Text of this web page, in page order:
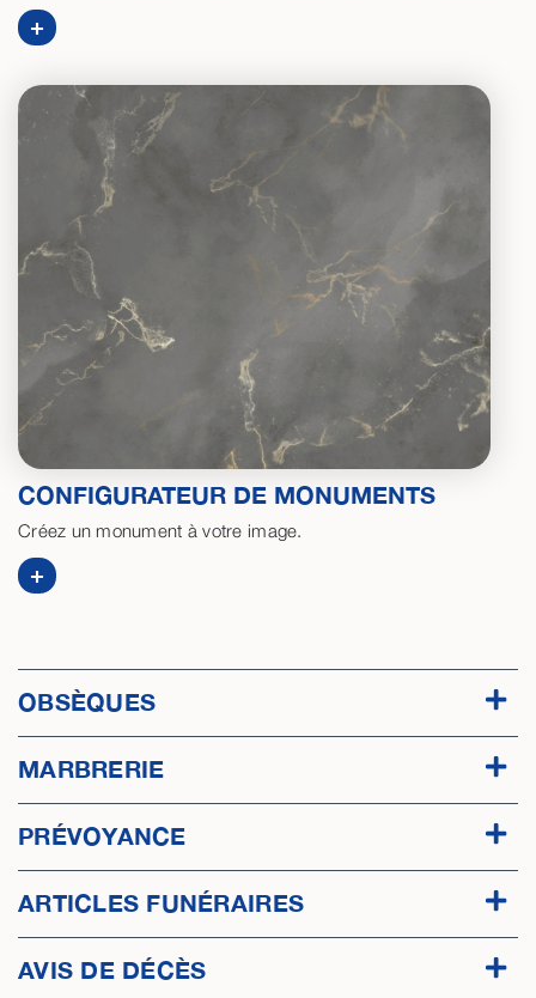
+
CONFIGURATEUR DE MONUMENTS
Créez un monument à votre image.
+
OBSÈQUES
MARBRERIE
PRÉVOYANCE
ARTICLES FUNÉRAIRES
AVIS DE DÉCÈS